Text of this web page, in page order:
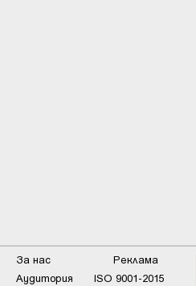
За нас
Реклама
Аудитория
ISO 9001-2015